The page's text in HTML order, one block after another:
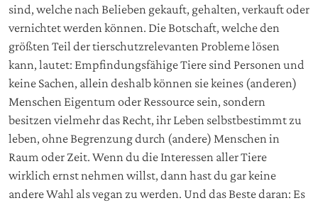
sind, welche nach Belieben gekauft, gehalten, verkauft oder
vernichtet werden können. Die Botschaft, welche den
größten Teil der tierschutzrelevanten Probleme lösen
kann, lautet: Empfindungsfähige Tiere sind Personen und
keine Sachen, allein deshalb können sie keines (anderen)
Menschen Eigentum oder Ressource sein, sondern
besitzen vielmehr das Recht, ihr Leben selbstbestimmt zu
leben, ohne Begrenzung durch (andere) Menschen in
Raum oder Zeit. Wenn du die Interessen aller Tiere
wirklich ernst nehmen willst, dann hast du gar keine
andere Wahl als vegan zu werden. Und das Beste daran: Es